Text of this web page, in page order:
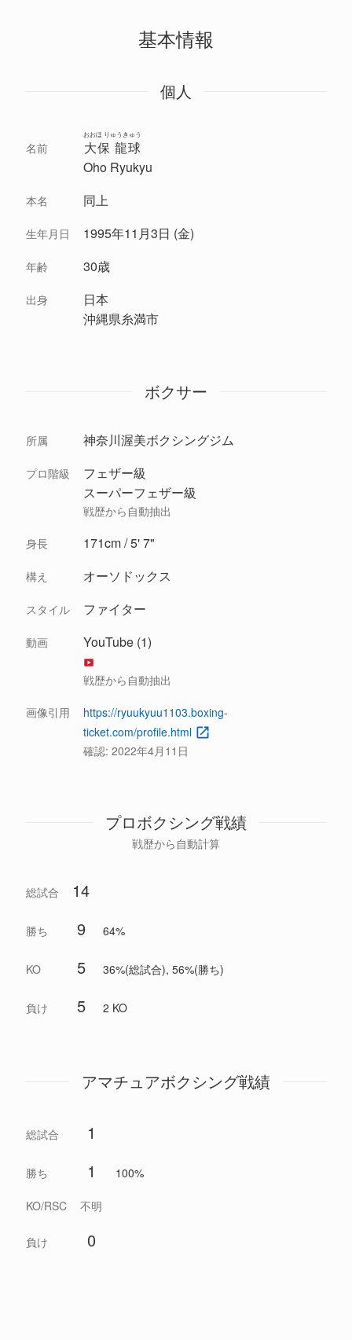
基本情報
個人
名前 大保 龍球
おおほ りゅうきゅう
Oho Ryukyu
本名 同上
生年月日 1995年11月3日 (金)
年齢 30歳
出身
日本
沖縄県糸満市
ボクサー
所属 神奈川渥美ボクシングジム
プロ階級
フェザー級
スーパーフェザー級
戦歴から自動抽出
身長 171cm / 5' 7"
構え オーソドックス
スタイル ファイター
動画 YouTube (1)
戦歴から自動抽出
画像引用
https://ryuukyuu1103.boxing-
ticket.com/profile.html
確認: 2022年4月11日
プロボクシング戦績
戦歴から自動計算
総試合 14
勝ち 9 64%
KO 5 36%(総試合), 56%(勝ち)
負け 5 2 KO
アマチュアボクシング戦績
総試合 1
勝ち 1 100%
KO/RSC 不明
負け 0